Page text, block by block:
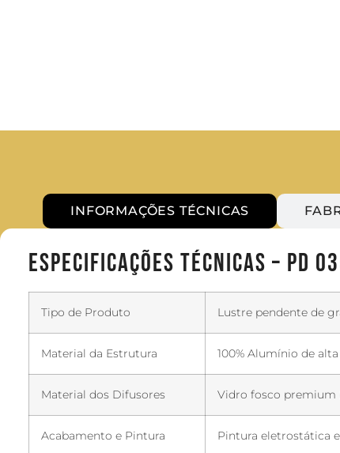
INFORMAÇÕES TÉCNICAS
Especificações Técnicas – PD
Tipo de Produto Lustre pendente de
Material da Estrutura 100% Alumínio de
Material dos Difusores Vidro fosco premium
Acabamento e Pintura Pintura eletrostática